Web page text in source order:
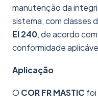
manutenção da
sistema, com classes
EI 240, de acordo
conformidade
Aplicação
O COR FR MASTIC foi